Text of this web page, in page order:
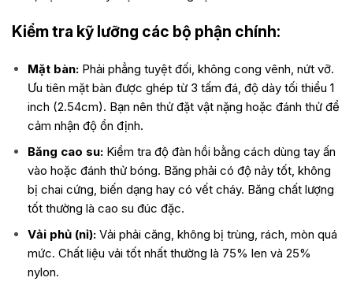
Kiểm tra kỹ lưỡng các bộ phận chính:
Mặt bàn:Phải phẳng tuyệt đối, không cong vênh, nứt vỡ.
Ưu tiên mặt bàn được ghép từ 3 tấm đá, độ dày tối thiểu 1
inch (2.54cm). Bạn nên thử đặt vật nặng hoặc đánh thử để
cảm nhận độ ổn định.
Băng cao su: Kiểm tra độ đàn hồi bằng cách dùng tay ấn
vào hoặc đánh thử bóng. Băng phải có độ nảy tốt, không
bị chai cứng, biến dạng hay có vết cháy. Băng chất lượng
tốt thường là cao su đúc đặc.
Vải phủ (nỉ):Vải phải căng, không bị trùng, rách, mòn quá
mức. Chất liệu vải tốt nhất thường là 75% len và 25%
nylon.